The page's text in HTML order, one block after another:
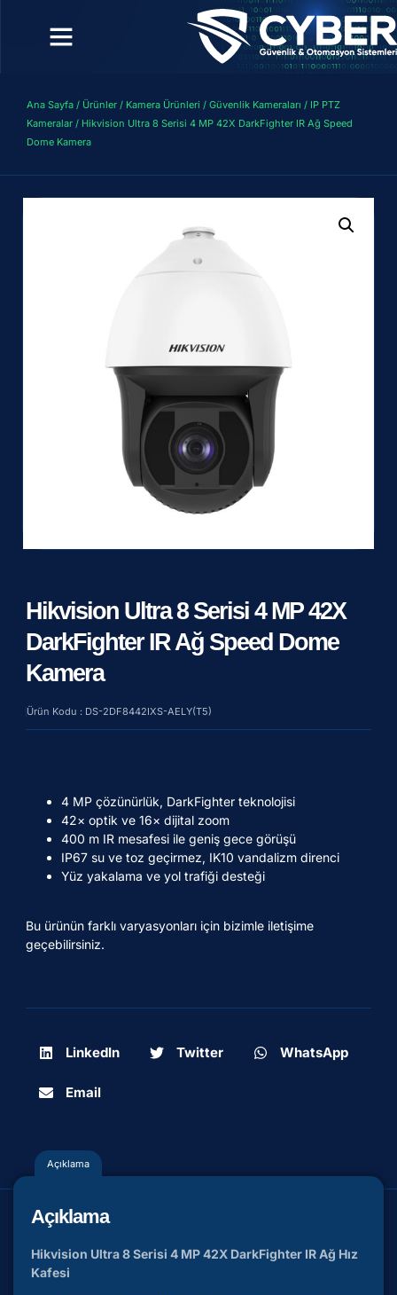
Ana Sayfa / Ürünler / Kamera Ürünleri / Güvenlik Kameraları / IP PTZ
Kameralar / Hikvision Ultra 8 Serisi 4 MP 42X DarkFighter IR Ağ Speed
Dome Kamera
Hikvision Ultra 8 Serisi 4 MP 42X
DarkFighter IR Ağ Speed Dome
Kamera
Ürün Kodu : DS-2DF8442IXS-AELY(T5)
4 MP çözünürlük, DarkFighter teknolojisi
42× optik ve 16× dijital zoom
400 m IR mesafesi ile geniş gece görüşü
IP67 su ve toz geçirmez, IK10 vandalizm direnci
Yüz yakalama ve yol trafiği desteği
Bu ürünün farklı varyasyonları için bizimle iletişime
geçebilirsiniz.
LinkedIn Twitter WhatsApp
Email
Açıklama
Açıklama
Hikvision Ultra 8 Serisi 4 MP 42X DarkFighter IR Ağ Hız
Kafesi